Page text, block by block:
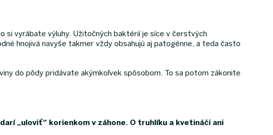
si vyrábate výluhy. Užitočných baktérií je síce v čerstvých
hnojivá navyše takmer vždy obsahujú aj patogénne, a teda často
do pôdy pridávate akýmkoľvek spôsobom. To sa potom zákonite
„uloviť“ korienkom v záhone. O truhlíku a kvetináči ani